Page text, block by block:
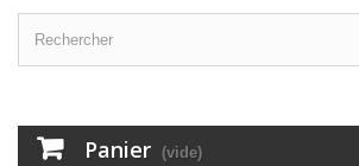
Panier (vide)